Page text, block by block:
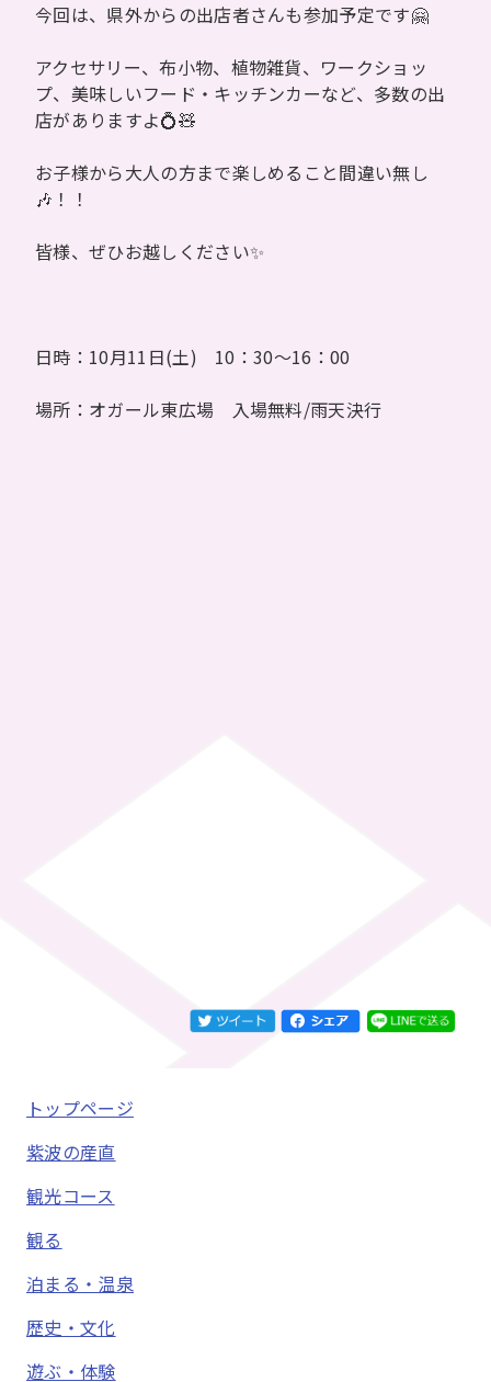
今回は、県外からの出店者さんも参加予定です🤗
アクセサリー、布小物、植物雑貨、ワークショッ
プ、美味しいフード・キッチンカーなど、多数の出
店がありますよ💍🧸
お子様から大人の方まで楽しめること間違い無し
🎶！！
皆様、ぜひお越しください✨
日時：10月11日(土) 10：30～16：00
場所：オガール東広場 入場無料/雨天決行
トップページ
紫波の産直
観光コース
観る
泊まる・温泉
歴史・文化
遊ぶ・体験